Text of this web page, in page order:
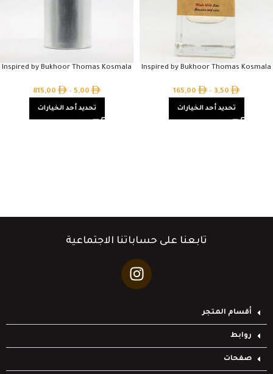
Inspired by Bukhoor Thomas Kosmala
3,50
–
165,00
تحديد أحد الخيارات
Inspired by Bukhoor Thomas Kosmala
5,00
–
815,00
تحديد أحد الخيارات
تابعنا على حساباتنا الاجتماعية
أقسام المتجر
روابط
صفحات